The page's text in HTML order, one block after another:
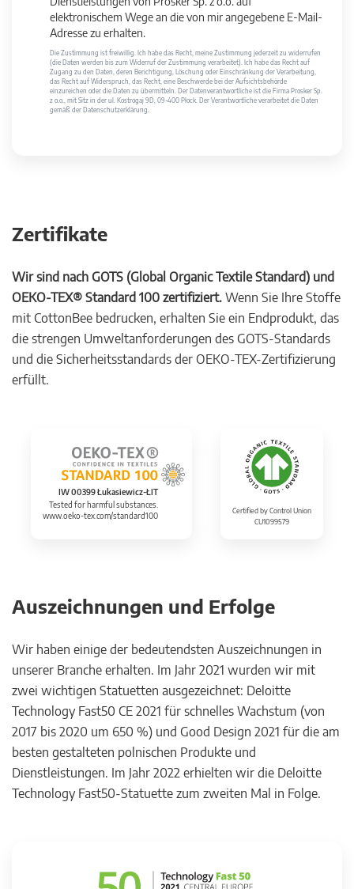
elektronischem Wege an die von mir angegebene E-Mail-
Adresse zu erhalten.
Die Zustimmung ist freiwillig. Ich habe das Recht, meine Zustimmung jederzeit zu widerrufen
(die Daten werden bis zum Widerruf der Zustimmung verarbeitet). Ich habe das Recht auf
Zugang zu den Daten, deren Berichtigung, Löschung oder Einschränkung der Verarbeitung,
das Recht auf Widerspruch, das Recht, eine Beschwerde bei der Aufsichtsbehörde
einzureichen oder die Daten zu übermitteln. Der Datenverantwortliche ist die Firma Prosker Sp.
z o.o., mit Sitz in der ul. Kostrogaj 9D, 09-400 Płock. Der Verantwortliche verarbeitet die Daten
gemäß der Datenschutzerklärung.
Zertifikate
Wir sind nach GOTS (Global Organic Textile Standard) und
OEKO-TEX® Standard 100 zertifiziert. Wenn Sie Ihre Stoffe
mit CottonBee bedrucken, erhalten Sie ein Endprodukt, das
die strengen Umweltanforderungen des GOTS-Standards
und die Sicherheitsstandards der OEKO-TEX-Zertifizierung
erfüllt.
IW 00399 Łukasiewicz-ŁIT
Tested for harmful substances.
www.oeko-tex.com/standard100
Certified by Control Union
CU1099579
Auszeichnungen und Erfolge
Wir haben einige der bedeutendsten Auszeichnungen in
unserer Branche erhalten. Im Jahr 2021 wurden wir mit
zwei wichtigen Statuetten ausgezeichnet: Deloitte
Technology Fast50 CE 2021 für schnelles Wachstum (von
2017 bis 2020 um 650 %) und Good Design 2021 für die am
besten gestalteten polnischen Produkte und
Dienstleistungen. Im Jahr 2022 erhielten wir die Deloitte
Technology Fast50-Statuette zum zweiten Mal in Folge.